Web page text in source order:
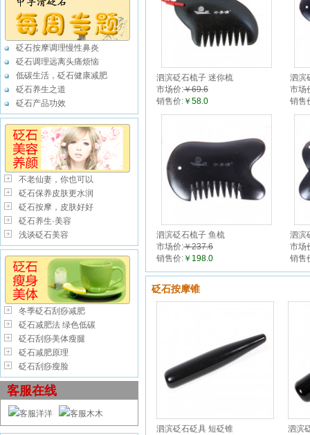
砭石按摩调理慢性鼻炎
砭石调理远离头痛烦恼
低碳生活，砭石健康减肥
砭石养生之道
砭石产品功效
不老仙妻，你也可以
砭石保养皮肤更水润
砭石按摩，皮肤好好
砭石养生·美容
浅谈砭石美容
冬季砭石刮痧减肥
砭石减肥法 绿色低碳
砭石刮痧美体瘦腿
砭石减肥原理
砭石刮痧瘦脸
客服在线
客服洋洋 客服木木
泗滨砭石梳子 迷你梳
市场价:￥69.6
销售价: ￥58.0
泗滨
市场
销售
泗滨砭石梳子 鱼梳
市场价:￥237.6
销售价: ￥198.0
泗滨
市场
销售
砭石按摩锥
泗滨砭石砭具 短砭锥
泗滨